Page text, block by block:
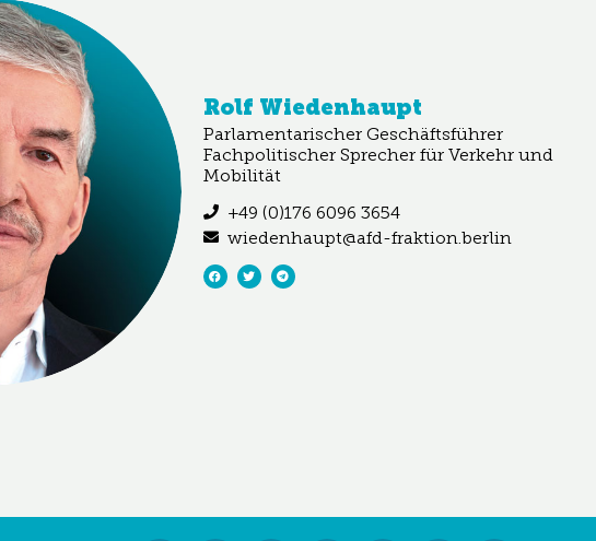
Rolf Wiedenhaupt
Parlamentarischer Geschäftsführer
Fachpolitischer Sprecher für Verkehr und
Mobilität
+49 (0)176 6096 3654
wiedenhaupt@afd-fraktion.berlin